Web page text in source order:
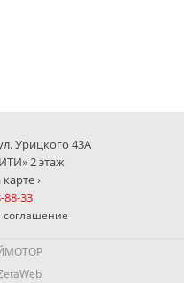
Урицкого 43А
2 этаж
›
88-33
соглашение